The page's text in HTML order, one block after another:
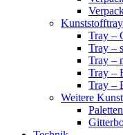
Tray –
Tray –
Tray –
Tray –
Tray –
Weitere